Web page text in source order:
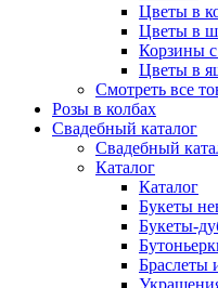
Цветы в
Цветы в
Корзины
Цветы в
Смотреть все
Розы в колбах
Свадебный каталог
Свадебный
Каталог
Каталог
Букеты
Букеты-
Браслеты